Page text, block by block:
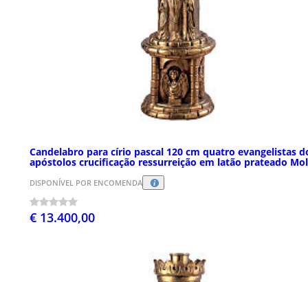
Candelabro para círio pascal 120 cm quatro evangelistas
apóstolos crucificação ressurreição em latão prateado
DISPONÍVEL POR ENCOMENDA
€ 13.400,00